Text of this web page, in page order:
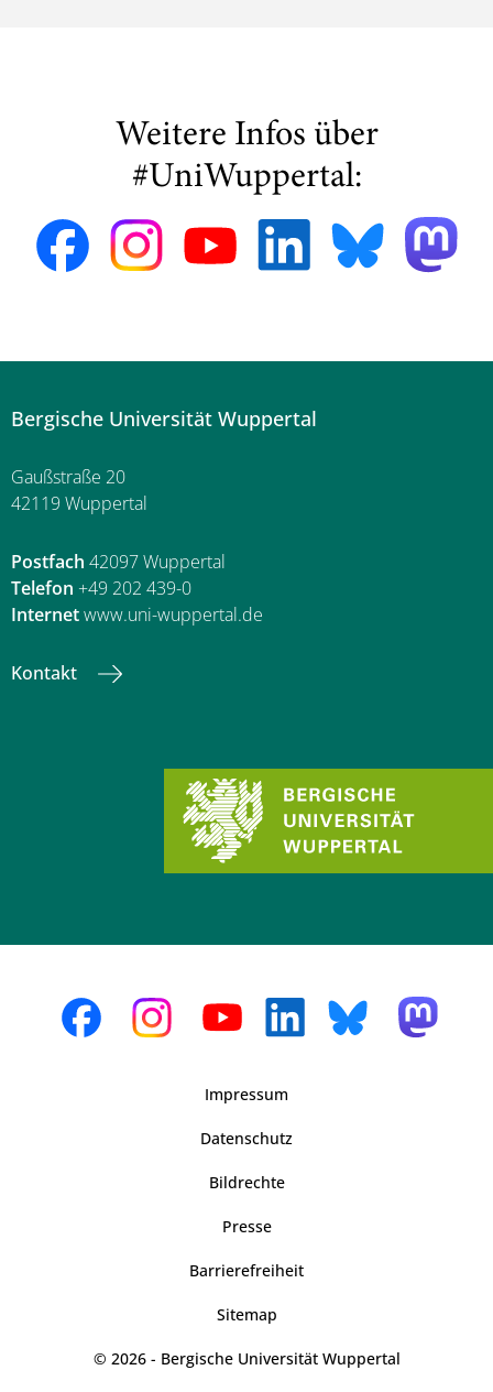
Weitere Infos über
#UniWuppertal:
Bergische Universität Wuppertal
Gaußstraße 20
42119 Wuppertal
Postfach 42097 Wuppertal
Telefon +49 202 439-0
Internetwww.uni-wuppertal.de
Kontakt
Impressum
Datenschutz
Bildrechte
Presse
Barrierefreiheit
Sitemap
© 2026 - Bergische Universität Wuppertal